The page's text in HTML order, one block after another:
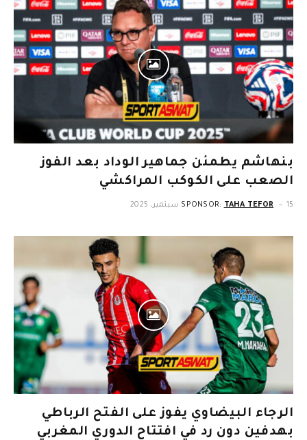
بنهاشم يطمئن جماهير الوداد بعد الفوز
الصعب على الكوكب المراكشي
SPONSOR: TAHA TEFOR 15 سبتمبر، 2025
الرجاء البيضاوي يفوز على الفتح الرباطي
بهدفين دون رد في افتتاح الدوري المغربي